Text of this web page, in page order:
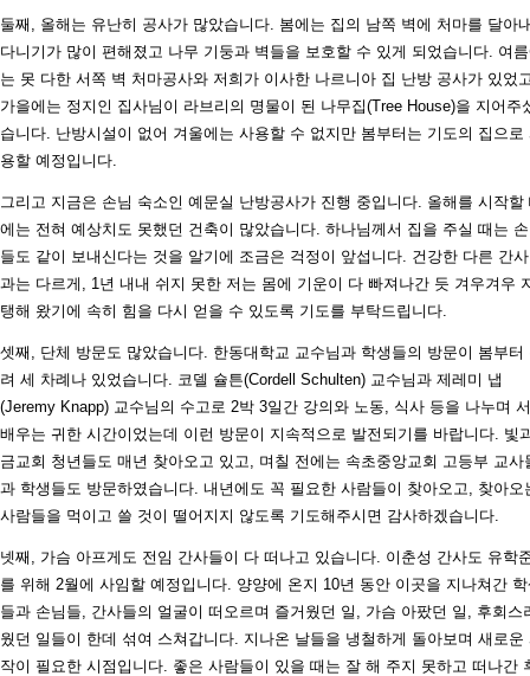
둘째, 올해는 유난히 공사가 많았습니다. 봄에는 집의 남쪽 벽에 처마를 달아
다니기가 많이 편해졌고 나무 기둥과 벽들을 보호할 수 있게 되었습니다. 여
는 못 다한 서쪽 벽 처마공사와 저희가 이사한 나르니아 집 난방 공사가 있었
가을에는 정지인 집사님이 라브리의 명물이 된 나무집(Tree House)을 지어주
습니다. 난방시설이 없어 겨울에는 사용할 수 없지만 봄부터는 기도의 집으로
용할 예정입니다.
그리고 지금은 손님 숙소인 예문실 난방공사가 진행 중입니다. 올해를 시작할
에는 전혀 예상치도 못했던 건축이 많았습니다. 하나님께서 집을 주실 때는
들도 같이 보내신다는 것을 알기에 조금은 걱정이 앞섭니다. 건강한 다른 간
과는 다르게, 1년 내내 쉬지 못한 저는 몸에 기운이 다 빠져나간 듯 겨우겨우
탱해 왔기에 속히 힘을 다시 얻을 수 있도록 기도를 부탁드립니다.
셋째, 단체 방문도 많았습니다. 한동대학교 교수님과 학생들의 방문이 봄부터
려 세 차례나 있었습니다. 코델 슐튼(Cordell Schulten) 교수님과 제레미 냅
(Jeremy Knapp) 교수님의 수고로 2박 3일간 강의와 노동, 식사 등을 나누며
배우는 귀한 시간이었는데 이런 방문이 지속적으로 발전되기를 바랍니다. 빛
금교회 청년들도 매년 찾아오고 있고, 며칠 전에는 속초중앙교회 고등부 교사
과 학생들도 방문하였습니다. 내년에도 꼭 필요한 사람들이 찾아오고, 찾아오
사람들을 먹이고 쓸 것이 떨어지지 않도록 기도해주시면 감사하겠습니다.
넷째, 가슴 아프게도 전임 간사들이 다 떠나고 있습니다. 이춘성 간사도 유학
를 위해 2월에 사임할 예정입니다. 양양에 온지 10년 동안 이곳을 지나쳐간
들과 손님들, 간사들의 얼굴이 떠오르며 즐거웠던 일, 가슴 아팠던 일, 후회스
웠던 일들이 한데 섞여 스쳐갑니다. 지나온 날들을 냉철하게 돌아보며 새로운
작이 필요한 시점입니다. 좋은 사람들이 있을 때는 잘 해 주지 못하고 떠나간